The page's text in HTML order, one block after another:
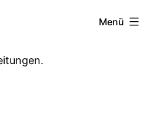
Menü